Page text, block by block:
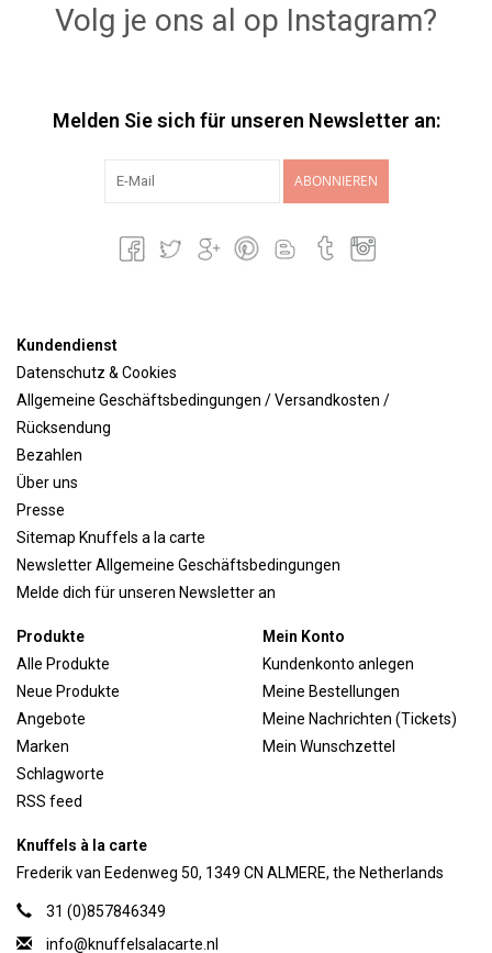
Volg je ons al op Instagram?
Melden Sie sich für unseren Newsletter an:
ABONNIEREN
Kundendienst
Datenschutz & Cookies
Allgemeine Geschäftsbedingungen / Versandkosten /
Rücksendung
Bezahlen
Über uns
Presse
Sitemap Knuffels a la carte
Newsletter Allgemeine Geschäftsbedingungen
Melde dich für unseren Newsletter an
Produkte
Alle Produkte
Neue Produkte
Angebote
Marken
Schlagworte
RSS feed
Mein Konto
Kundenkonto anlegen
Meine Bestellungen
Meine Nachrichten (Tickets)
Mein Wunschzettel
Knuffels à la carte
Frederik van Eedenweg 50, 1349 CN ALMERE, the Netherlands
31 (0)857846349
info@knuffelsalacarte.nl